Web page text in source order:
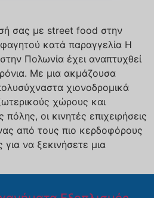
σας με street food στην
κατά παραγγελία Η
Πολωνία έχει αναπτυχθεί
Με μια ακμάζουσα
χιονοδρομικά
χώρους και
οι κινητές επιχειρήσεις
από τους πιο κερδοφόρους
για να ξεκινήσετε μια